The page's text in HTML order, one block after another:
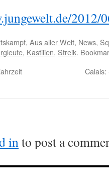
2012/
, Aus aller Welt, News,
, Kastilien, Streik.
into post a